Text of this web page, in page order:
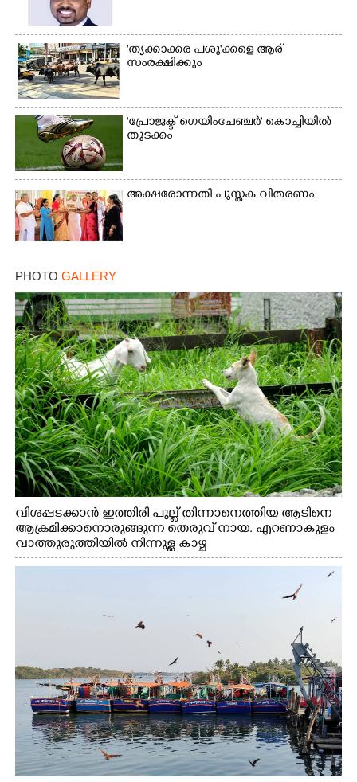
'തൃക്കാക്കര പശു'ക്കളെ ആര്
സംരക്ഷിക്കും
'പ്രോജക്ട് ഗെയിംചേഞ്ചർ' കൊച്ചിയിൽ
തുടക്കം
അക്ഷരോന്നതി പുസ്തക വിതരണം
PHOTO GALLERY
വിശപ്പടക്കാൻ ഇത്തിരി പുല്ല് തിന്നാനെത്തിയ ആടിനെ
ആക്രമിക്കാനൊരുങ്ങുന്ന തെരുവ് നായ. എറണാകുളം
വാത്തുരുത്തിയിൽ നിന്നുള്ള കാഴ്ച
Copy Link